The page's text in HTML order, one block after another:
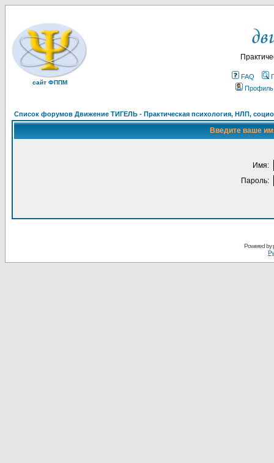
сайт ФППМ
FAQ
Профиль
Список форумов Движение ТИГЕЛЬ - Практическая психология, НЛП,
Введите ваше
Имя:
Пароль:
Powered by